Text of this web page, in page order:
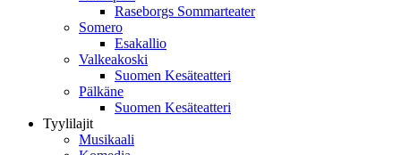
Raseborgs Sommarteater
Somero
Esakallio
Valkeakoski
Suomen Kesäteatteri
Pälkäne
Suomen Kesäteatteri
Tyylilajit
Musikaali